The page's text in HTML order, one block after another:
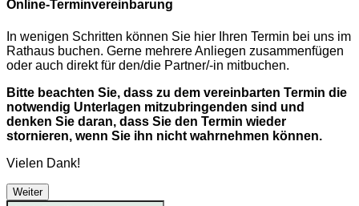
Online-Terminvereinbarung
In wenigen Schritten können Sie hier Ihren Termin bei uns im
Rathaus buchen. Gerne mehrere Anliegen zusammenfügen
oder auch direkt für den/die Partner/-in mitbuchen.
Bitte beachten Sie, dass zu dem vereinbarten Termin die
notwendig Unterlagen mitzubringenden sind und
denken Sie daran, dass Sie den Termin wieder
stornieren, wenn Sie ihn nicht wahrnehmen können.
Vielen Dank!
Weiter